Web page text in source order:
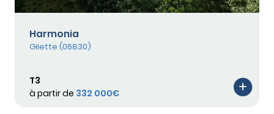
Harmonia
Gilette (06830)
T3
à partir de 332 000€